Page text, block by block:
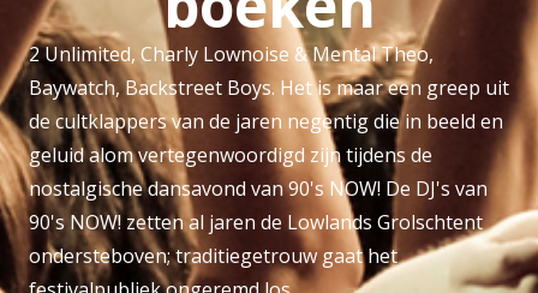
2 Unlimited, Charly Lownoise & Mental Theo,
Baywatch, Backstreet Boys. Het is maar een greep uit
de cultklappers van de jaren negentig die in beeld en
geluid alom vertegenwoordigd zijn tijdens de
nostalgische dansavond van 90's NOW! De DJ's van
90's NOW! zetten al jaren de Lowlands Grolschtent
ondersteboven; traditiegetrouw gaat het